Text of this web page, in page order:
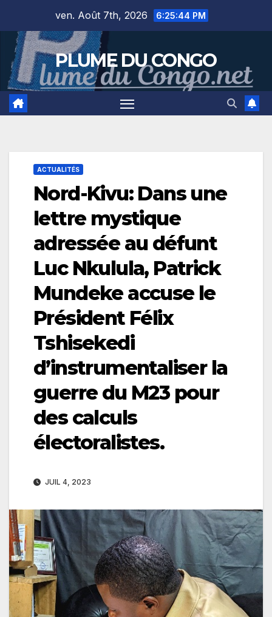
content
ven. Août 7th, 2026 6:25:45 PM
PLUME DU CONGO
ACTUALITÉS
Nord-Kivu: Dans une
lettre mystique
adressée au défunt
Luc Nkulula, Patrick
Mundeke accuse le
Président Félix
Tshisekedi
d’instrumentaliser la
guerre du M23 pour
des calculs
électoralistes.
JUIL 4, 2023